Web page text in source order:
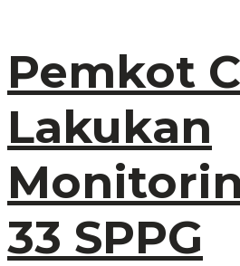
Pemkot
Lakukan
33 SPPG